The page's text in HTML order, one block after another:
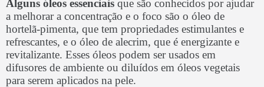
Alguns óleos essenciais que são conhecidos por ajudar
a melhorar a concentração e o foco são o óleo de
hortelã-pimenta, que tem propriedades estimulantes e
refrescantes, e o óleo de alecrim, que é energizante e
revitalizante. Esses óleos podem ser usados em
difusores de ambiente ou diluídos em óleos vegetais
para serem aplicados na pele.